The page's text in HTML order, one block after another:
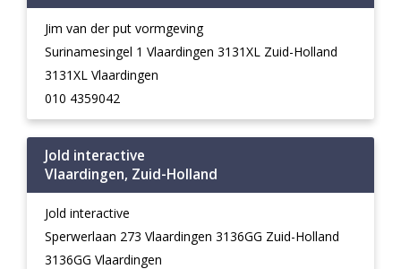
Jim van der put vormgeving
Surinamesingel 1 Vlaardingen 3131XL Zuid-Holland
3131XL Vlaardingen
010 4359042
Jold interactive
Vlaardingen, Zuid-Holland
Jold interactive
Sperwerlaan 273 Vlaardingen 3136GG Zuid-Holland
3136GG Vlaardingen